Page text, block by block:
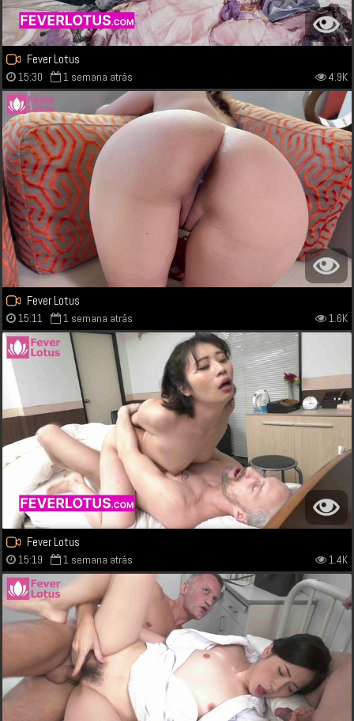
Fever Lotus
15:30 1 semana atrás 4.9K
Fever Lotus
15:11 1 semana atrás 1.6K
Fever Lotus
15:19 1 semana atrás 1.4K